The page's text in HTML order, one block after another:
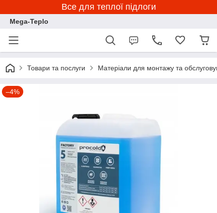
Все для теплої підлоги
Mega-Teplo
Товари та послуги Матеріали для монтажу та
–4%